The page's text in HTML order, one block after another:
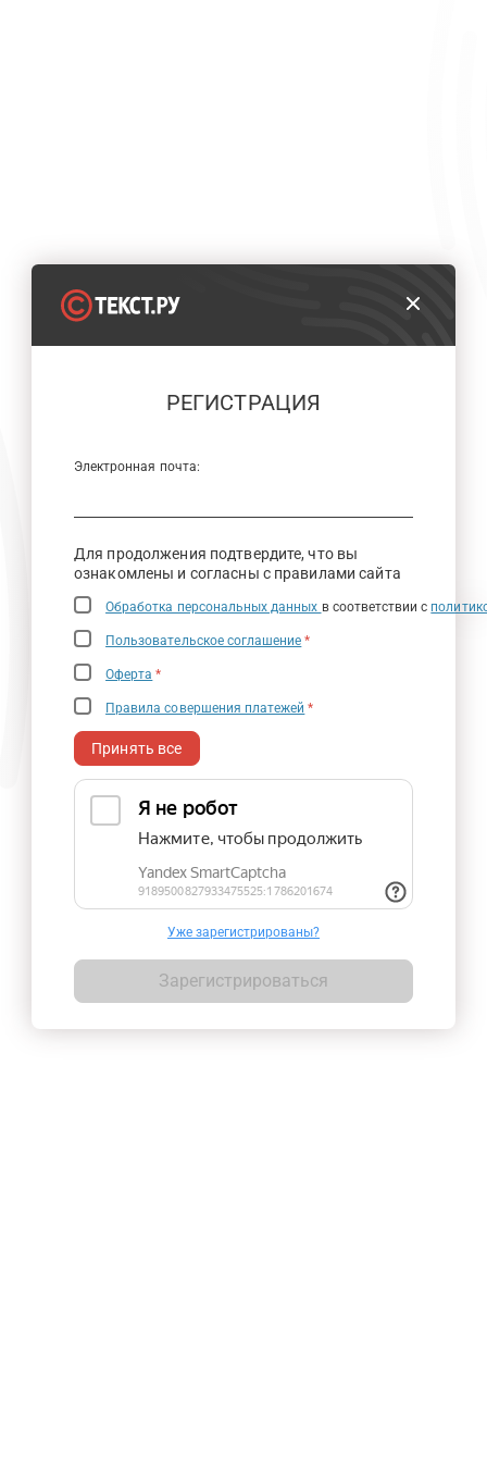
РЕГИСТРАЦИЯ
Электронная почта:
Для продолжения подтвердите, что вы
ознакомлены и согласны с правилами сайта
Обработка персональных данных в соответствии с
Пользовательское соглашение *
Оферта *
Правила совершения платежей *
Принять все
Уже зарегистрированы?
Зарегистрироваться